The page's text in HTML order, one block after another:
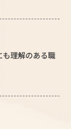
も理解のある職